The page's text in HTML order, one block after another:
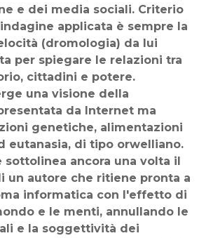
e dei media sociali. Criterio
applicata è sempre la
(dromologia) da lui
per spiegare le relazioni tra
cittadini e potere.
una visione della
da Internet ma
genetiche, alimentazioni
eutanasia, di tipo orwelliano.
sottolinea ancora una volta il
un autore che ritiene pronta a
informatica con l'effetto di
e le menti, annullando le
e la soggettività dei